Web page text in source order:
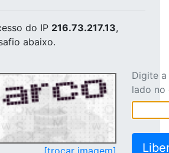
do IP 216.73.217.13,
abaixo.
[trocar imagem]
Digite
lado no